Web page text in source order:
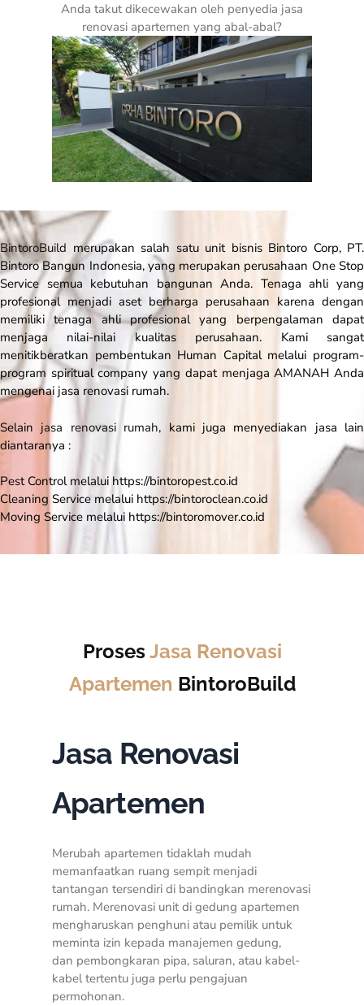
Anda takut dikecewakan oleh penyedia jasa
renovasi apartemen yang abal-abal?
BintoroBuild merupakan salah satu unit bisnis Bintoro Corp, PT.
Bintoro Bangun Indonesia, yang merupakan perusahaan One Stop
Servicesemua kebutuhan bangunan Anda. Tenaga ahli yang
profesional menjadi aset berharga perusahaan karena dengan
memiliki tenaga ahli profesional yang berpengalaman dapat
menjaga nilai-nilai kualitas perusahaan. Kami sangat
menitikberatkan pembentukan Human Capital melalui program-
program spiritual company yang dapat menjaga AMANAH Anda
mengenai jasa renovasi rumah.
Selain jasa renovasi rumah, kami juga menyediakan jasa lain
diantaranya :
Pest Control melalui https://bintoropest.co.id
Cleaning Service melalui https://bintoroclean.co.id
Moving Service melalui https://bintoromover.co.id
Proses Jasa Renovasi
Apartemen BintoroBuild
Jasa Renovasi
Apartemen
Merubah apartemen tidaklah mudah
memanfaatkan ruang sempit menjadi
tantangan tersendiri di bandingkan merenovasi
rumah. Merenovasi unit di gedung apartemen
mengharuskan penghuni atau pemilik untuk
meminta izin kepada manajemen gedung,
dan pembongkaran pipa, saluran, atau kabel-
kabel tertentu juga perlu pengajuan
permohonan.